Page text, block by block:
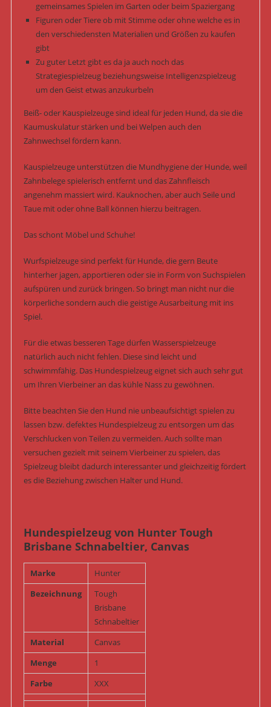
gemeinsames Spielen im Garten oder beim Spaziergang
Figuren oder Tiere ob mit Stimme oder ohne welche es in
den verschiedensten Materialien und Größen zu kaufen
gibt
Zu guter Letzt gibt es da ja auch noch das
Strategiespielzeug beziehungsweise Intelligenzspielzeug
um den Geist etwas anzukurbeln
Beiß- oder Kauspielzeuge sind ideal für jeden Hund, da sie die
Kaumuskulatur stärken und bei Welpen auch den
Zahnwechsel fördern kann.
Kauspielzeuge unterstützen die Mundhygiene der Hunde, weil
Zahnbelege spielerisch entfernt und das Zahnfleisch
angenehm massiert wird. Kauknochen, aber auch Seile und
Taue mit oder ohne Ball können hierzu beitragen.
Das schont Möbel und Schuhe!
Wurfspielzeuge sind perfekt für Hunde, die gern Beute
hinterher jagen, apportieren oder sie in Form von Suchspielen
aufspüren und zurück bringen. So bringt man nicht nur die
körperliche sondern auch die geistige Ausarbeitung mit ins
Spiel.
Für die etwas besseren Tage dürfen Wasserspielzeuge
natürlich auch nicht fehlen. Diese sind leicht und
schwimmfähig. Das Hundespielzeug eignet sich auch sehr gut
um Ihren Vierbeiner an das kühle Nass zu gewöhnen.
Bitte beachten Sie den Hund nie unbeaufsichtigt spielen zu
lassen bzw. defektes Hundespielzeug zu entsorgen um das
Verschlucken von Teilen zu vermeiden. Auch sollte man
versuchen gezielt mit seinem Vierbeiner zu spielen, das
Spielzeug bleibt dadurch interessanter und gleichzeitig fördert
es die Beziehung zwischen Halter und Hund.
Hundespielzeug von Hunter Tough
Brisbane Schnabeltier, Canvas
Marke
Hunter
Bezeichnung
Tough
Brisbane
Schnabeltier
Material
Canvas
Menge
1
Farbe
XXX